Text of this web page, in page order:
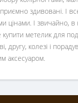
здивовані. І
цінами. І звичайно,
купити метелик для
другу, колезі і
аксесуаром.